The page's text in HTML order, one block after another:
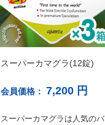
スーパーカマグラ(12錠)
会員価格： 7,200 円
スーパーカマグラは人気のバ